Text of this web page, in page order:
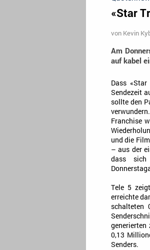
«Star
von Kevin
Am
auf kabel
Dass
Sendezeit
sollte den
Franchise
und die
– aus der
dass sich
Tele 5
erreichte
schalteten
0,13
Senders.